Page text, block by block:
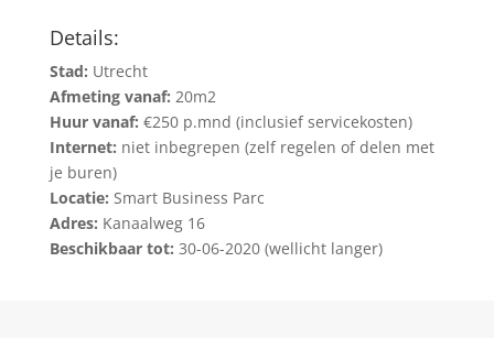
Details:
Stad: Utrecht
Afmeting vanaf: 20m2
Huur vanaf: €250 p.mnd (inclusief servicekosten)
Internet: niet inbegrepen (zelf regelen of delen met
je buren)
Locatie: Smart Business Parc
Adres: Kanaalweg 16
Beschikbaar tot: 30-06-2020 (wellicht langer)